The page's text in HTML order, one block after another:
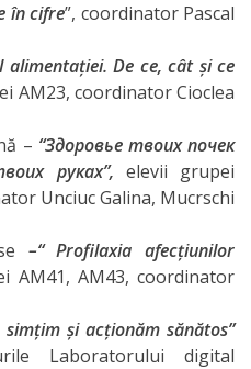
în cifre”, coordinator Pascal
alimentației. De ce, cât și ce
AM23, coordinator Cioclea
– “Здоровье твоих почек
руках”, elevii grupei
Unciuc Galina, Mucrschi
–“ Profilaxia afecțiunilor
AM41, AM43, coordinator
simțim și acționăm sănătos”
Laboratorului digital